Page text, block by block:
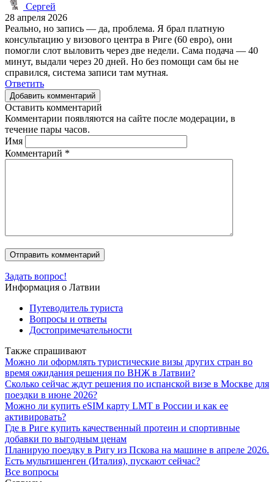
Сергей
28 апреля 2026
Реально, но запись — да, проблема. Я брал платную
консультацию у визового центра в Риге (60 евро), они
помогли слот выловить через две недели. Сама подача — 40
минут, выдали через 20 дней. Но без помощи сам бы не
справился, система записи там мутная.
Ответить
Добавить комментарий
Оставить комментарий
Комментарии появляются на сайте после модерации, в
течение пары часов.
Имя
Комментарий *
Задать вопрос!
Информация о Латвии
Путеводитель туриста
Вопросы и ответы
Достопримечательности
Также спрашивают
Можно ли оформлять туристические визы других стран во
время ожидания решения по ВНЖ в Латвии?
Сколько сейчас ждут решения по испанской визе в Москве для
поездки в июне 2026?
Можно ли купить eSIM карту LMT в России и как ее
активировать?
Где в Риге купить качественный протеин и спортивные
добавки по выгодным ценам
Планирую поездку в Ригу из Пскова на машине в апреле 2026.
Есть мультишенген (Италия), пускают сейчас?
Все вопросы